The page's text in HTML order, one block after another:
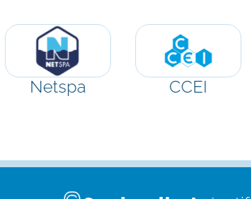
Netspa CCEI